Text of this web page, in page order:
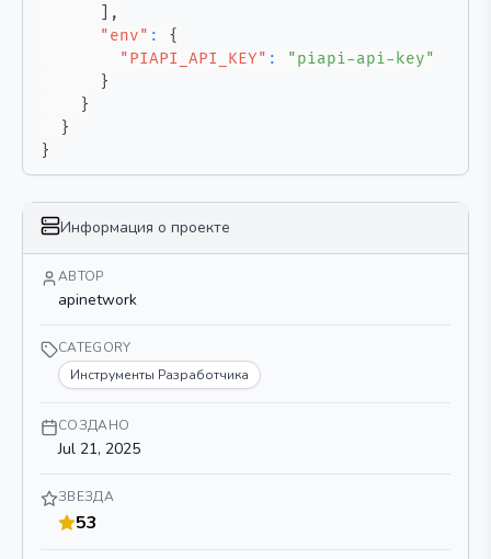
,
"env" :
{
"PIAPI_API_KEY" :
"piapi-api-key"
}
}
}
}
Информация о проекте
АВТОР
apinetwork
CATEGORY
Инструменты Разработчика
СОЗДАНО
Jul 21, 2025
ЗВЕЗДА
53